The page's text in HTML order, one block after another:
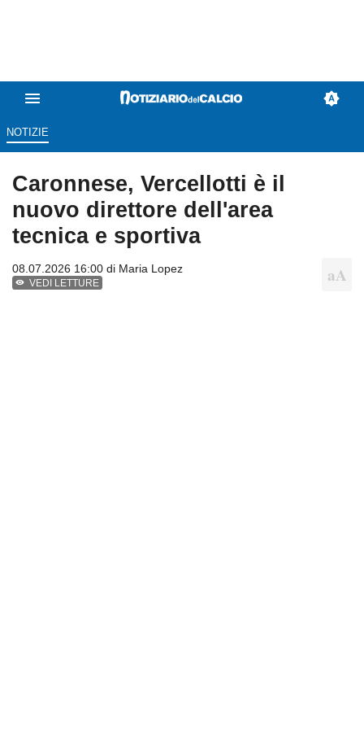
NOTIZIE
Caronnese, Vercellotti è il
nuovo direttore dell'area
tecnica e sportiva
08.07.2026 16:00 di Maria Lopez
VEDI LETTURE